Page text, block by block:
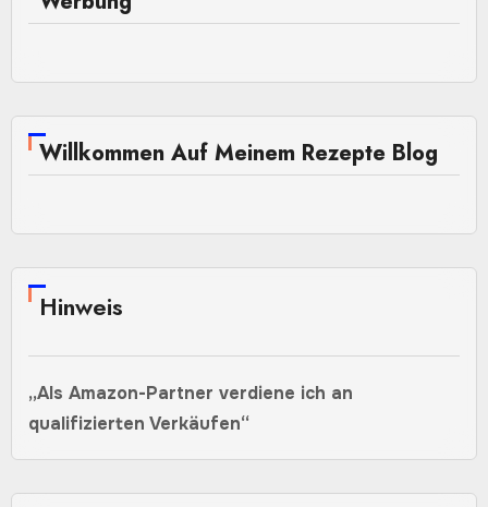
Willkommen Auf Meinem Rezepte Blog
Hinweis
„Als Amazon-Partner verdiene ich an
qualifizierten Verkäufen“